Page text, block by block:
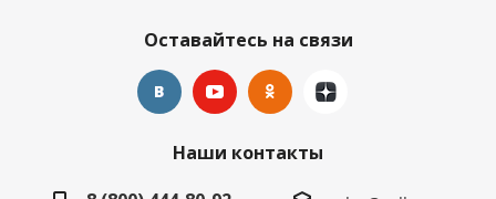
Оставайтесь на связи
Наши контакты